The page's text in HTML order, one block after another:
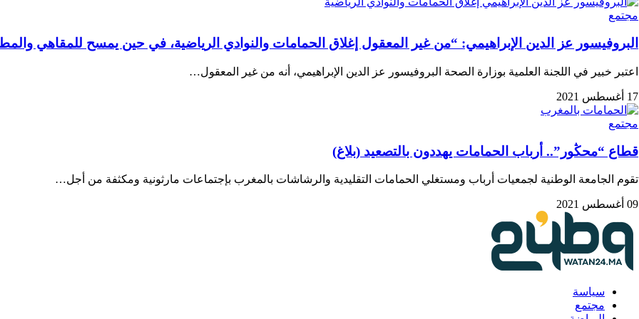
مجتمع
البروفيسور عز الدين الإبراهيمي: “من غير المعقول إغلاق الحمامات والنوادي الرياضية، في حين يمسح للمقاهي
اعتبر خبير في اللجنة العلمية بوزارة الصحة البروفيسور عز الدين الإبراهيمي، أنه من غير المعقول…
17 أغسطس 2021
مجتمع
قطاع “محڭور”.. أرباب الحمامات يهددون بالتصعيد (بلاغ)
تقوم الجامعة الوطنية لجمعيات أرباب ومستغلي الحمامات التقليدية والرشاشات بالمغرب بإجتماعات مارثونية ومكثفة من أجل…
09 أغسطس 2021
سياسة
مجتمع